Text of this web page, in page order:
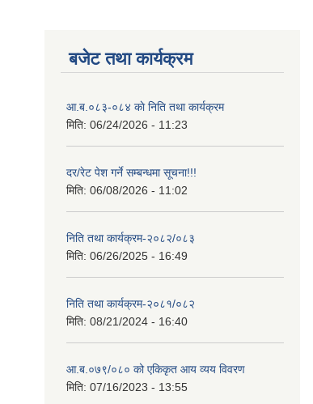
बजेट तथा कार्यक्रम
आ.ब.०८३-०८४ काे निति तथा कार्यक्रम
मिति: 06/24/2026 - 11:23
दर/रेट पेश गर्ने सम्बन्धमा सूचना!!!
मिति: 06/08/2026 - 11:02
निति तथा कार्यक्रम-२०८२/०८३
मिति: 06/26/2025 - 16:49
निति तथा कार्यक्रम-२०८१/०८२
मिति: 08/21/2024 - 16:40
आ.ब.०७९/०८० को एकिकृत आय व्यय विवरण
मिति: 07/16/2023 - 13:55